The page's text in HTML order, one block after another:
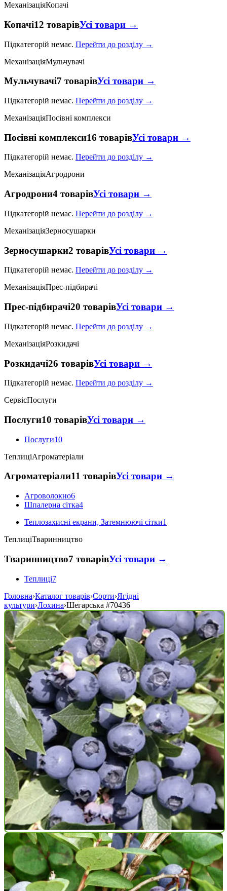
МеханізаціяКопачі
Копачі12 товарівУсі товари →
Підкатегорій немає. Перейти до розділу →
МеханізаціяМульчувачі
Мульчувачі7 товарівУсі товари →
Підкатегорій немає. Перейти до розділу →
МеханізаціяПосівні комплекси
Посівні комплекси16 товарівУсі товари →
Підкатегорій немає. Перейти до розділу →
МеханізаціяАгродрони
Агродрони4 товарівУсі товари →
Підкатегорій немає. Перейти до розділу →
МеханізаціяЗерносушарки
Зерносушарки2 товарівУсі товари →
Підкатегорій немає. Перейти до розділу →
МеханізаціяПрес-підбирачі
Прес-підбирачі20 товарівУсі товари →
Підкатегорій немає. Перейти до розділу →
МеханізаціяРозкидачі
Розкидачі26 товарівУсі товари →
Підкатегорій немає. Перейти до розділу →
СервісПослуги
Послуги10 товарівУсі товари →
Послуги10
ТеплиціАгроматеріали
Агроматеріали11 товарівУсі товари →
Агроволокно6
Шпалерна сітка4
Теплозахисні екрани, Затемнюючі сітки1
ТеплиціТваринництво
Тваринництво7 товарівУсі товари →
Теплиці7
Головна›Каталог товарів›Сорти›Ягідні
культури›Лохина›Шегарська #70436